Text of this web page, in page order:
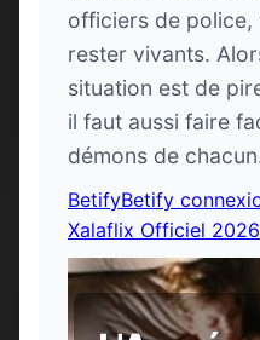
officiers de
rester vivants.
situation est de
il faut aussi faire
démons de
BetifyBetify
Xalaflix Officiel 2026